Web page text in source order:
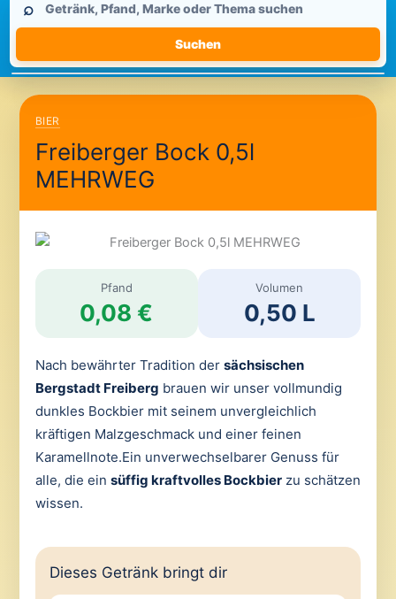
durchsuchen
⌕
Suchen
BIER
Freiberger Bock 0,5l
MEHRWEG
Pfand
0,08 €
Volumen
0,50 L
Nach bewährter Tradition der sächsischen
Bergstadt Freiberg brauen wir unser vollmundig
dunkles Bockbier mit seinem unvergleichlich
kräftigen Malzgeschmack und einer feinen
Karamellnote.Ein unverwechselbarer Genuss für
alle, die ein süffig kraftvolles Bockbierzu schätzen
wissen.
Dieses Getränk bringt dir